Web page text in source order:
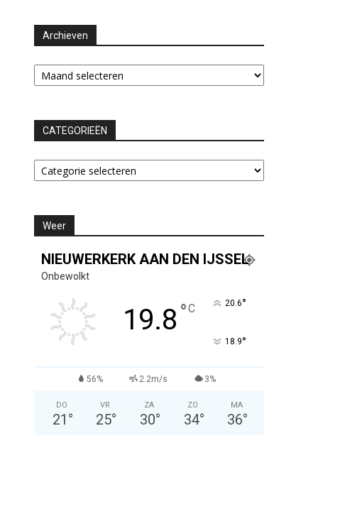
Archieven
Archieven
CATEGORIEËN
CATEGORIEËN
Weer
NIEUWERKERK AAN DEN IJSSEL
Onbewolkt
19.8 °C 20.6°
18.9°
56% 2.2m/s 3%
DO
21 °
VR
25°
ZA
30°
ZO
34°
MA
36°